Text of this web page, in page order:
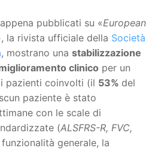
pubblicati su «European
la rivista ufficiale della Società
, mostrano una stabilizzazione
clinico per un
pazienti coinvolti (il 53% del
paziente è stato
con le scale di
(ALSFRS-R, FVC,
generale, la